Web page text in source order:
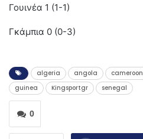
Γουινέα 1 (1-1)
Γκάμπια 0 (0-3)
algeria angola cameroon
guinea
Kingsportgr senegal
0